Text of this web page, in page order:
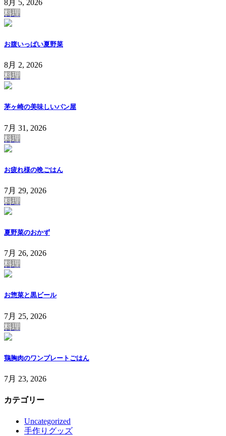
8月 5, 2026
料理
お腹いっぱい夏野菜
8月 2, 2026
料理
茅ヶ崎の美味しいパン屋
7月 31, 2026
料理
お疲れ様の晩ごはん
7月 29, 2026
料理
夏野菜のおかず
7月 26, 2026
料理
お惣菜と黒ビール
7月 25, 2026
料理
鶏胸肉のワンプレートごはん
7月 23, 2026
カテゴリー
Uncategorized
手作りグッズ